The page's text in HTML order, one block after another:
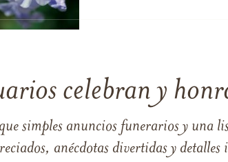
celebran y
simples anuncios funerarios y una
anécdotas divertidas y